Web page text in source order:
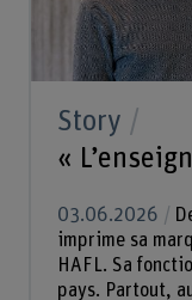
Story
«
03.06.2026
imprime sa
HAFL. Sa
pays. Partout,